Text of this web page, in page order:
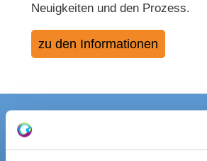
Neuigkeiten und den Prozess.
zu den Informationen